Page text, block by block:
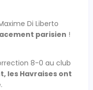
Di Liberto
parisien !
8-0 au club
les Havraises ont
.